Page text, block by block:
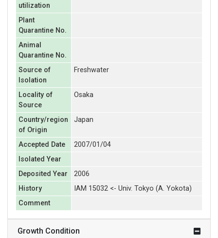
utilization
Plant
Quarantine No.
Animal
Quarantine No.
Source of
Isolation
Freshwater
Locality of
Source
Osaka
Country/region
of Origin
Japan
Accepted Date
2007/01/04
Isolated Year
Deposited Year
2006
History
IAM 15032 <- Univ. Tokyo (A. Yokota)
Comment
Growth Condition